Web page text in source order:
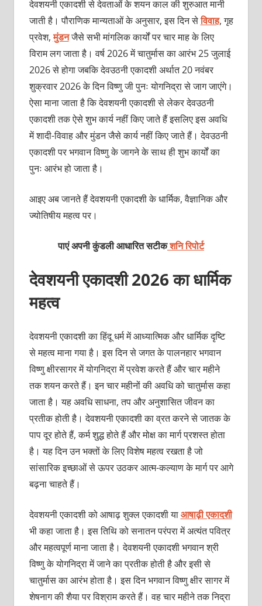
देवशयनी एकादशी से देवताओं के शयन काल की शुरुआत मानी
जाती है। पौराणिक मान्यताओं के अनुसार, इस दिन सेविवाह, गृह
प्रवेश,मुंडनजैसे सभी मांगलिक कार्यों पर चार माह के लिए
विराम लग जाता है। वर्ष 2026 में चातुर्मास का आरंभ 25 जुलाई
2026 से होगा जबकि देवउठनी एकादशी अर्थात 20 नवंबर
शुक्रवार 2026 के दिन विष्णु जी पुनः योगनिद्रा से जाग जाएंगे।
ऐसा माना जाता है कि देवशयनी एकादशी से लेकर देवउठनी
एकादशी तक ऐसे शुभ कार्य नहीं किए जाते हैं इसलिए इस अवधि
में शादी-विवाह और मुंडन जैसे कार्य नहीं किए जाते हैं। देवउठनी
एकादशी पर भगवान विष्णु के जागने के साथ ही शुभ कार्यों का
पुनः आरंभ हो जाता है।
आइए अब जानते हैं देवशयनी एकादशी के धार्मिक, वैज्ञानिक और
ज्योतिषीय महत्व पर।
पाएं अपनी कुंडली आधारित सटीकशनि रिपोर्ट
देवशयनी एकादशी 2026 का धार्मिक
महत्व
देवशयनी एकादशी का हिंदू धर्म में आध्यात्मिक और धार्मिक दृष्टि
से महत्व माना गया है। इस दिन से जगत के पालनहार भगवान
विष्णु क्षीरसागर में योगनिद्रा में प्रवेश करते हैं और चार महीने
तक शयन करते हैं। इन चार महीनों की अवधि को चातुर्मास कहा
जाता है। यह अवधि साधना, तप और अनुशासित जीवन का
प्रतीक होती है। देवशयनी एकादशी का व्रत करने से जातक के
पाप दूर होते हैं, कर्म शुद्ध होते हैं और मोक्ष का मार्ग प्रशस्त होता
है। यह दिन उन भक्तों के लिए विशेष महत्व रखता है जो
सांसारिक इच्छाओं से ऊपर उठकर आत्म-कल्याण के मार्ग पर आगे
बढ़ना चाहते हैं।
देवशयनी एकादशी को आषाढ़ शुक्ल एकादशी याआषाढ़ी एकादशी
भी कहा जाता है। इस तिथि को सनातन परंपरा में अत्यंत पवित्र
और महत्वपूर्ण माना जाता है। देवशयनी एकादशी भगवान श्री
विष्णु के योगनिद्रा में जाने का प्रतीक होती है और इसी से
चातुर्मास का आरंभ होता है। इस दिन भगवान विष्णु क्षीर सागर में
शेषनाग की शैया पर विश्राम करते हैं। वह चार महीने तक निद्रा